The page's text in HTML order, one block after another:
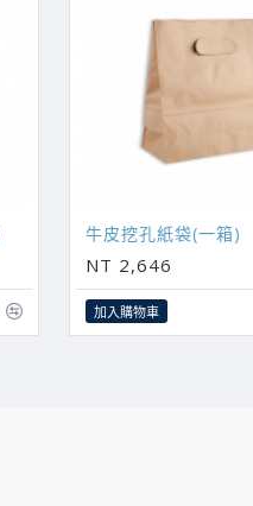
牛皮挖孔紙袋(一箱)
NT 2,646
加入購物車